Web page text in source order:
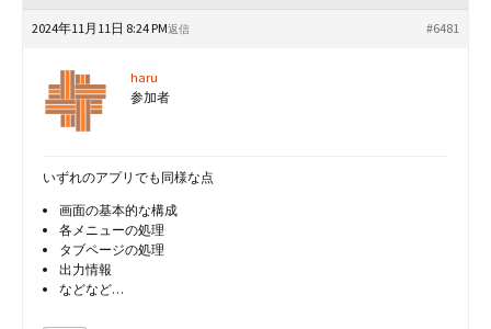
2024年11月11日 8:24 PM #6481
返信
haru
参加者
いずれのアプリでも同様な点
画面の基本的な構成
各メニューの処理
タブページの処理
出力情報
などなど…